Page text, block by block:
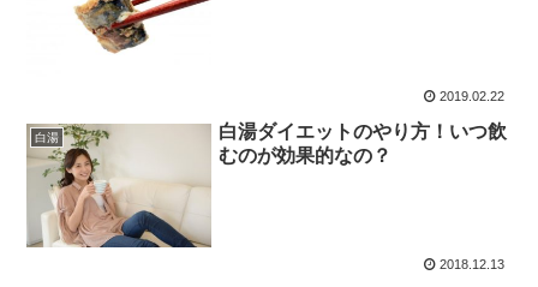
2019.02.22
白湯
白湯ダイエットのやり方！いつ飲
むのが効果的なの？
2018.12.13